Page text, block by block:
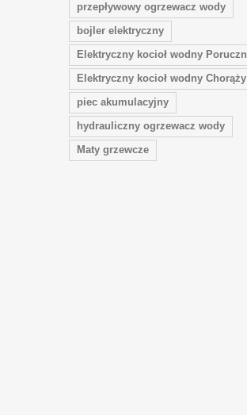
przepływowy ogrzewacz wody
bojler elektryczny
Elektryczny kocioł wodny Poruczn
Elektryczny kocioł wodny Chorąży
piec akumulacyjny
hydrauliczny ogrzewacz wody
Maty grzewcze